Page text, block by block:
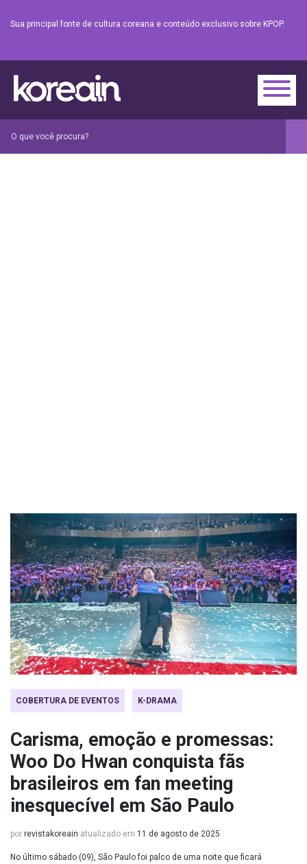
Sua principal fonte de cultura coreana e conteúdo exclusivo sobre KPOP.
COBERTURA DE EVENTOS K-DRAMA
Carisma, emoção e promessas:
Woo Do Hwan conquista fãs
brasileiros em fan meeting
inesquecível em São Paulo
por revistakoreain atualizado em 11 de agosto de 2025
No último sábado (09), São Paulo foi palco de uma noite que ficará